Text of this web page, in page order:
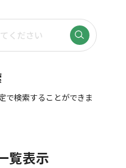
で検索することができま
覧表示